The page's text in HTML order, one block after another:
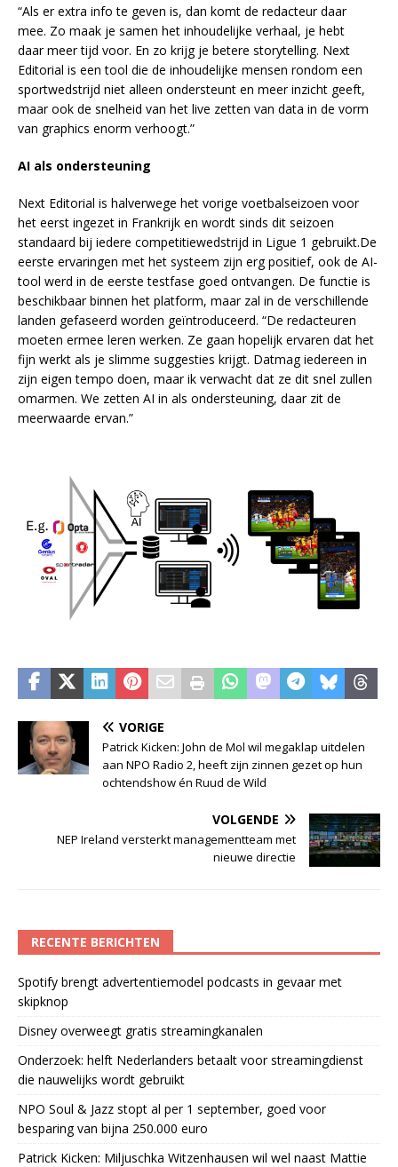
“Als er extra info te geven is, dan komt de redacteur daar
mee. Zo maak je samen het inhoudelijke verhaal, je hebt
daar meer tijd voor. En zo krijg je betere storytelling. Next
Editorial is een tool die de inhoudelijke mensen rondom een
sportwedstrijd niet alleen ondersteunt en meer inzicht geeft,
maar ook de snelheid van het live zetten van data in de vorm
van graphics enorm verhoogt.”
AI als ondersteuning
Next Editorial is halverwege het vorige voetbalseizoen voor
het eerst ingezet in Frankrijk en wordt sinds dit seizoen
standaard bij iedere competitiewedstrijd in Ligue 1 gebruikt.De
eerste ervaringen met het systeem zijn erg positief, ook de AI-
tool werd in de eerste testfase goed ontvangen. De functie is
beschikbaar binnen het platform, maar zal in de verschillende
landen gefaseerd worden geïntroduceerd. “De redacteuren
moeten ermee leren werken. Ze gaan hopelijk ervaren dat het
fijn werkt als je slimme suggesties krijgt. Datmag iedereen in
zijn eigen tempo doen, maar ik verwacht dat ze dit snel zullen
omarmen. We zetten AI in als ondersteuning, daar zit de
meerwaarde ervan.”
VORIGE
Patrick Kicken: John de Mol wil megaklap uitdelen
aan NPO Radio 2, heeft zijn zinnen gezet op hun
ochtendshow én Ruud de Wild
VOLGENDE
NEP Ireland versterkt managementteam met
nieuwe directie
RECENTE BERICHTEN
Spotify brengt advertentiemodel podcasts in gevaar met
skipknop
Disney overweegt gratis streamingkanalen
Onderzoek: helft Nederlanders betaalt voor streamingdienst
die nauwelijks wordt gebruikt
NPO Soul & Jazz stopt al per 1 september, goed voor
besparing van bijna 250.000 euro
Patrick Kicken: Miljuschka Witzenhausen wil wel naast Mattie